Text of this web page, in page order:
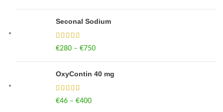
Seconal Sodium
€280 – €750
OxyContin 40 mg
€46 – €400